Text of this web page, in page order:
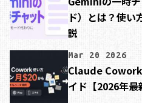
ド）とは？使い
説
Mar 20 2026
Claude Cowork
イド【2026年最